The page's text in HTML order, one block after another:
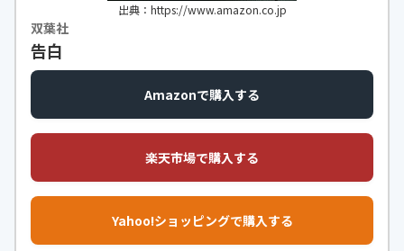
出典：https://www.amazon.co.jp
双葉社
告白
Amazonで購入する
楽天市場で購入する
Yahoo!ショッピングで購入する